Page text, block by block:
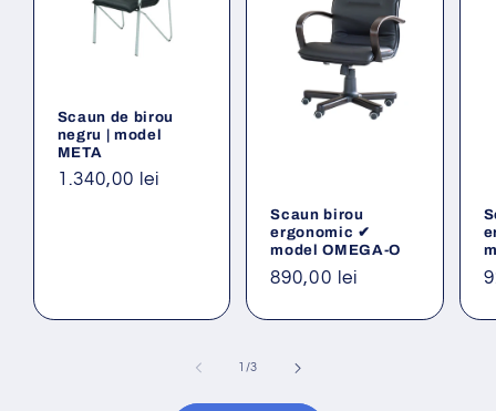
Scaun de birou
negru | model
META
Preț
1.340,00 lei
Scaun birou
ergonomic ✔
model OMEGA-O
Preț
890,00 lei
/din
3